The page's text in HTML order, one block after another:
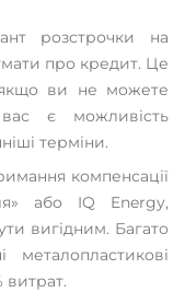
розстрочки на
про кредит. Це
ви не можете
є можливість
терміни.
компенсації
або IQ Energy,
вигідним. Багато
металопластикові
витрат.